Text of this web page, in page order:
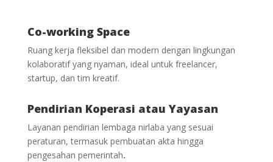
Co-working Space
Ruang kerja fleksibel dan modern dengan lingkungan
kolaboratif yang nyaman, ideal untuk freelancer,
startup, dan tim kreatif.
Pendirian Koperasi atau Yayasan
Layanan pendirian lembaga nirlaba yang sesuai
peraturan, termasuk pembuatan akta hingga
pengesahan pemerintah.